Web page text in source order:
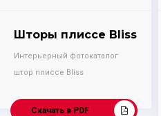
Шторы плиссе Bliss
Интерьерный фотокаталог
штор плиссе Bliss
Скачать в PDF